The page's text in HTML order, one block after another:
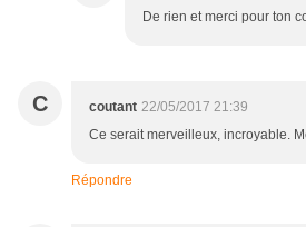
De rien et merci pour ton
C coutant 22/05/2017 21:39
Ce serait merveilleux, incroyable.
Répondre